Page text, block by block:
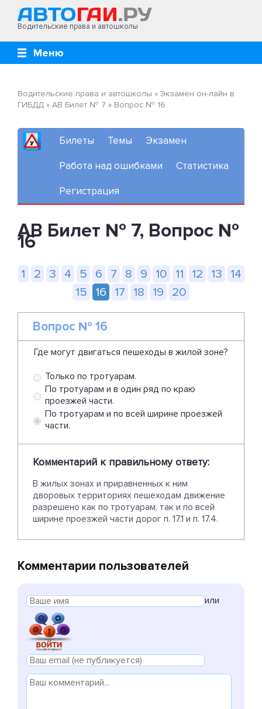
Водительские права и автошколы
Меню
Водительские права и автошколы » Экзамен он-лайн в
ГИБДД » AB Билет № 7 » Вопрос № 16
Билеты Темы Экзамен
Работа над ошибками Статистика
Регистрация
AB Билет № 7, Вопрос №
16
1 2 3 4 5 6 7 8 9 10 11 12 13
14
15
16 17 18 19 20
Вопрос № 16
Где могут двигаться пешеходы в жилой зоне?
Только по тротуарам.
По тротуарам и в один ряд по краю
проезжей части.
По тротуарам и по всей ширине проезжей
части.
Комментарий к правильному ответу:
В жилых зонах и приравненных к ним
дворовых территориях пешеходам движение
разрешено как по тротуарам, так и по всей
ширине проезжей части дорог п. 17.1 и п. 17.4.
Комментарии пользователей
или